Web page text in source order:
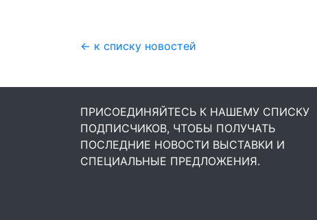
← к списку новостей
ПРИСОЕДИНЯЙТЕСЬ К НАШЕМУ СПИСКУ
ПОДПИСЧИКОВ, ЧТОБЫ ПОЛУЧАТЬ
ПОСЛЕДНИЕ НОВОСТИ ВЫСТАВКИ И
СПЕЦИАЛЬНЫЕ ПРЕДЛОЖЕНИЯ.